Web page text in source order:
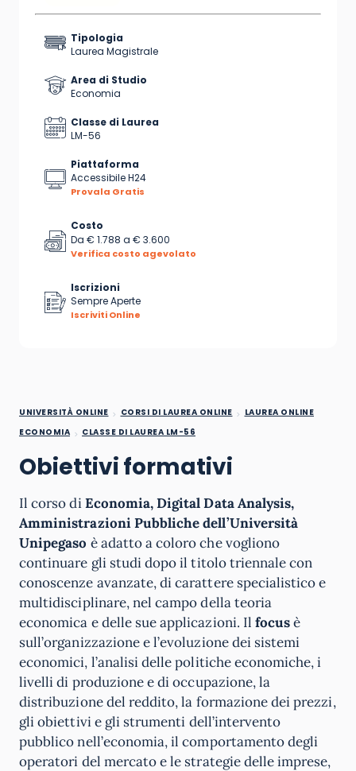
Tipologia
Laurea Magistrale
Area di Studio
Economia
Classe di Laurea
LM-56
Piattaforma
Accessibile H24
Provala Gratis
Costo
Da € 1.788 a € 3.600
Verifica costo agevolato
Iscrizioni
Sempre Aperte
Iscriviti Online
UNIVERSITÀ ONLINE CORSI DI LAUREA ONLINE
LAUREA ONLINE
ECONOMIA
CLASSE DI LAUREA LM-56
Obiettivi formativi
Il corso diEconomia, Digital Data Analysis,
Amministrazioni Pubbliche dell’Università
Unipegaso è adatto a coloro che vogliono
continuare gli studi dopo il titolo triennale con
conoscenze avanzate, di carattere specialistico e
multidisciplinare, nel campo della teoria
economica e delle sue applicazioni. Il focusè
sull’organizzazione e l’evoluzione dei sistemi
economici, l’analisi delle politiche economiche, i
livelli di produzione e di occupazione, la
distribuzione del reddito, la formazione dei prezzi,
gli obiettivi e gli strumenti dell’intervento
pubblico nell’economia, il comportamento degli
operatori del mercato e le strategie delle imprese,